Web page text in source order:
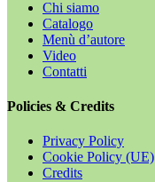
Chi siamo
Catalogo
Menù d’autore
Video
Contatti
Policies & Credits
Privacy Policy
Cookie Policy (UE)
Credits